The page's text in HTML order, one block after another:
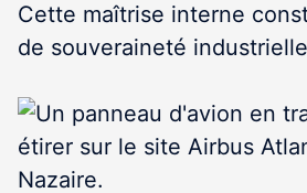
Cette maîtrise interne
de souveraineté